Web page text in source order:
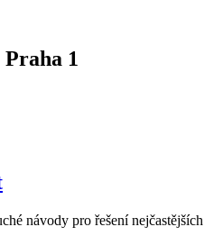
1
návody pro řešení nejčastějších